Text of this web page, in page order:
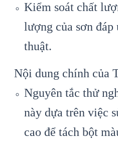
Kiểm soát chất
lượng của sơn đáp
thuật.
Nội dung chính của
Nguyên tắc thử
này dựa trên việc
cao để tách bột